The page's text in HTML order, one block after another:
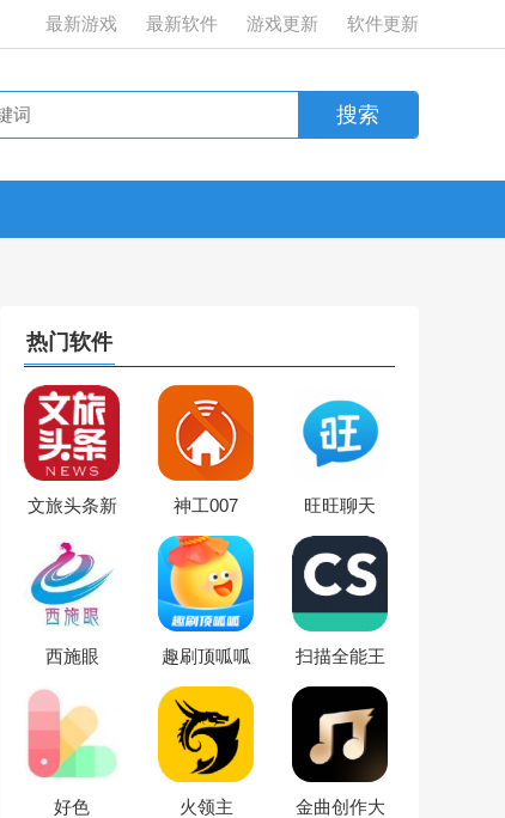
最新游戏 最新软件 游戏更新 软件更新
热门软件
文旅头条新
神工007 旺旺聊天
西施眼 趣刷顶呱呱 扫描全能王
好色 火领主
金曲创作大